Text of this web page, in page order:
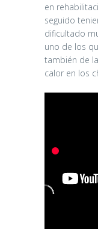
en
seguido
dificultado
uno de los
también de
calor en los